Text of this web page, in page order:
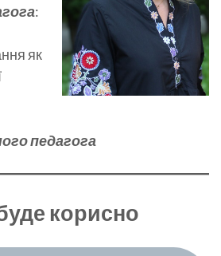
:
як
педагога
корисно